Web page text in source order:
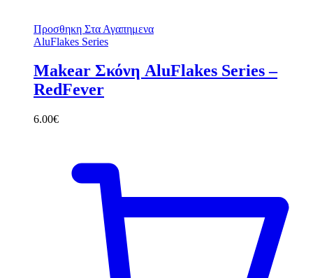
Προσθηκη Στα Αγαπημενα
AluFlakes Series
Makear Σκόνη AluFlakes Series –
RedFever
6.00€